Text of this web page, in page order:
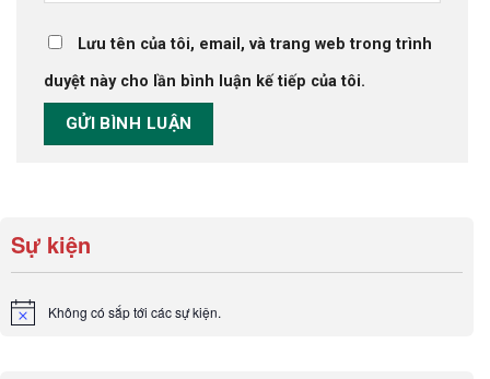
Lưu tên của tôi, email, và trang web trong trình
duyệt này cho lần bình luận kế tiếp của tôi.
Sự kiện
Notice Không có sắp tới các sự kiện.